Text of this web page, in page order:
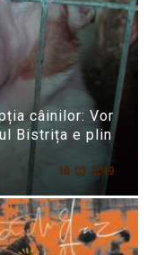
câinilor: Vor
Bistrița e plin